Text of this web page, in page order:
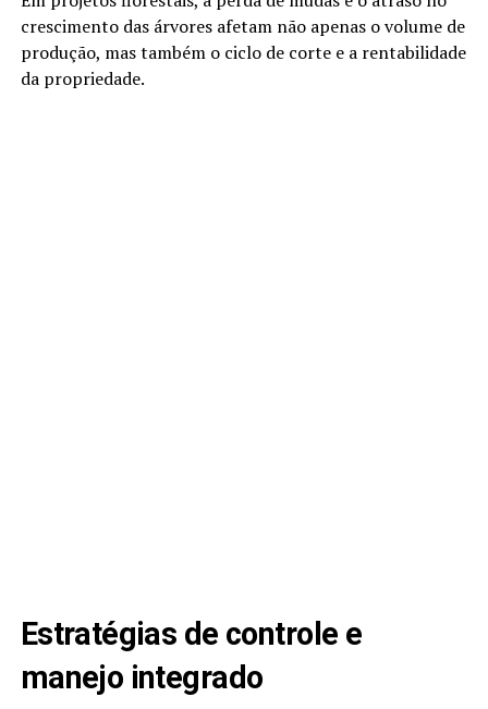
crescimento das árvores afetam não apenas o volume de
produção, mas também o ciclo de corte e a rentabilidade
da propriedade.
Estratégias de controle e
manejo integrado